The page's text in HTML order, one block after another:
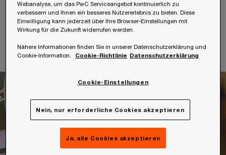
Jahren getätigten klimafreundlichen
Investitionen zu höheren Einnahmen geführt
haben.
Webanalyse, um das PwC Serviceangebot kontinuierlich zu
verbessern und Ihnen ein besseres Nutzererlebnis zu bieten. Diese
Einwilligung kann jederzeit über Ihre Browser-Einstellungen mit
Wirkung für die Zukunft widerrufen werden.
Nähere Informationen finden Sie in unserer Datenschutzerklärung und
Cookie-Information.
Cookie-Richtlinie Datenschutzerklärung
Cookie-Einstellungen
Nein, nur erforderliche Cookies akzeptieren
Ja, alle Cookies akzeptieren